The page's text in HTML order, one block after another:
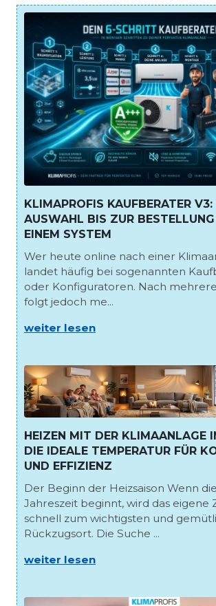
KLIMAPROFIS KAUFBERATER
AUSWAHL BIS ZUR BESTELLUNG
EINEM SYSTEM
Wer heute online nach einer
landet häufig bei sogenannten
oder Konfiguratoren. Nach
folgt jedoch me...
weiter lesen
HEIZEN MIT DER KLIMAANLAGE
DIE IDEALE TEMPERATUR FÜR
UND EFFIZIENZ
Der Beginn der Heizsaison Wenn
Jahreszeit beginnt, wird das eigene
schnell zum wichtigsten und
Rückzugsort. Die Suche ...
weiter lesen